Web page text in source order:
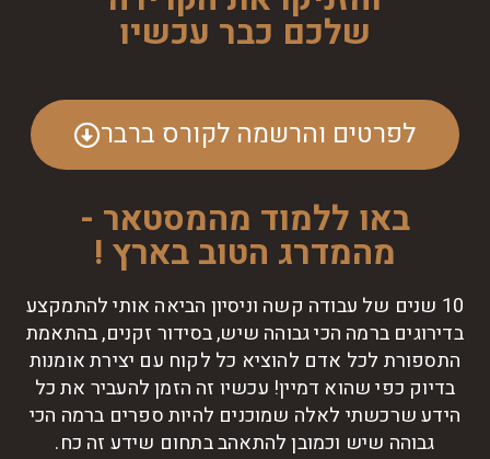
שלכם כבר עכשיו
לפרטים והרשמה לקורס ברבר
באו ללמוד מהמסטאר -
מהמדרג הטוב בארץ !
10 שנים של עבודה קשה וניסיון הביאה אותי להתמקצע
בדירוגים ברמה הכי גבוהה שיש, בסידור זקנים, בהתאמת
התספורת לכל אדם להוציא כל לקוח עם יצירת אומנות
בדיוק כפי שהוא דמיין! עכשיו זה הזמן להעביר את כל
הידע שרכשתי לאלה שמוכנים להיות ספרים ברמה הכי
גבוהה שיש וכמובן להתאהב בתחום שידע זה כח.